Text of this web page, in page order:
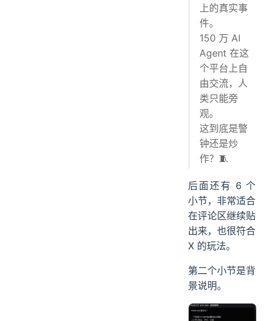
上的真实事
件。
150 万 AI
Agent 在这
个平台上自
由交流，人
类只能旁
观。
这到底是警
钟还是炒
作？🧵
后面还有 6 个
小节，非常适合
在评论区继续贴
出来，也很符合
X 的玩法。
第二个小节是背
景说明。